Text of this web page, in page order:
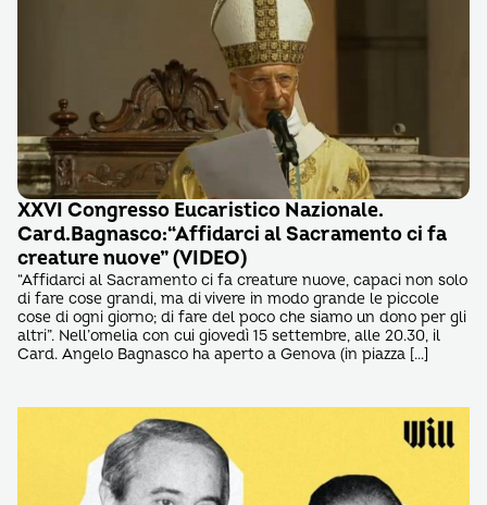
XXVI Congresso Eucaristico Nazionale.
Card.Bagnasco:“Affidarci al Sacramento ci fa
creature nuove” (VIDEO)
“Affidarci al Sacramento ci fa creature nuove, capaci non solo
di fare cose grandi, ma di vivere in modo grande le piccole
cose di ogni giorno; di fare del poco che siamo un dono per gli
altri”. Nell’omelia con cui giovedì 15 settembre, alle 20.30, il
Card. Angelo Bagnasco ha aperto a Genova (in piazza […]